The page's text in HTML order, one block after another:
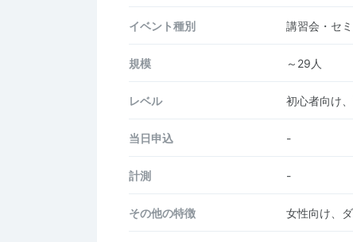
イベント種別 講習会・セ
規模 ～29人
レベル 初心者向け
当日申込 -
計測 -
その他の特徴 女性向け、